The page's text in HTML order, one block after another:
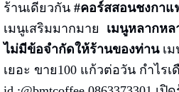
ร้านเดียวกัน #คอร์สสอนชงกาแ
เมนูเสริมมากมาย เมนูหลากห
ไม่มีข้อจำกัดให้ร้านของท่านเม
เยอะ ขาย100 แก้วต่อวัน กำไร